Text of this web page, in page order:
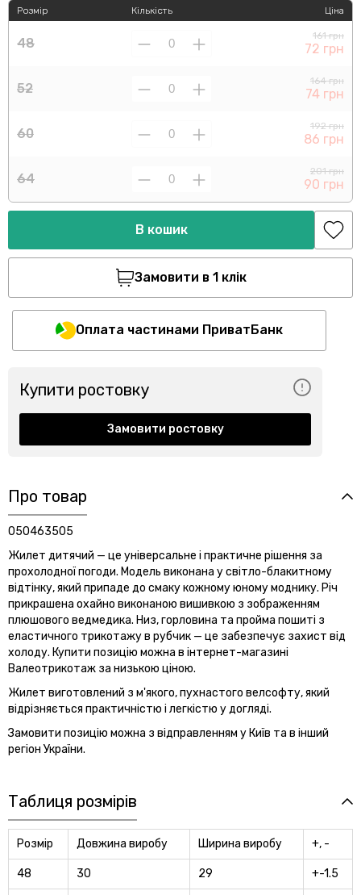
Розмір
48
52
60
64
Кількість Ціна
161 грн
72 грн
164 грн
74 грн
192 грн
86 грн
201 грн
90 грн
В кошик
Замовити в 1 клік
Оплата частинами ПриватБанк
Купити ростовку
Замовити ростовку
Про товар
050463505
Жилет дитячий — це універсальне і практичне рішення за
прохолодної погоди. Модель виконана у світло-блакитному
відтінку, який припаде до смаку кожному юному моднику. Річ
прикрашена охайно виконаною вишивкою з зображенням
плюшового ведмедика. Низ, горловина та пройма пошиті з
еластичного трикотажу в рубчик — це забезпечує захист від
холоду. Купити позицію можна в інтернет-магазині
Валеотрикотаж за низькою ціною.
Жилет виготовлений з м'якого, пухнастого велсофту, який
відрізняється практичністю і легкістю у догляді.
Замовити позицію можна з відправленням у Київ та в інший
регіон України.
Таблиця розмірів
Розмір Довжина виробу Ширина виробу +, -
48 30 29 +-1.5